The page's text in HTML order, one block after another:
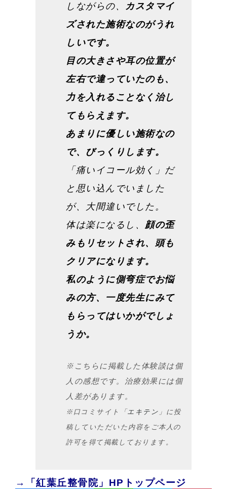
しながらの、 カスタマイ
ズされた施術なのがうれ
しいです。
目の大きさや耳の位置が
左右で違っていたのも、
力を入れることなく治し
てもらえます。
あまりに優しい施術なの
で、びっくりします。
「痛いイコール効く」だ
と思い込んでいました
が、大間違いでした。
体は楽になるし、 顔の歪
みもリセットされ、頭も
クリアになります。
私のように側弯症でお悩
みの方、一度先生にみて
もらってはいかがでしょ
うか。
※こちらに掲載した体験談は個
人の感想です。治療効果には個
人差があります。
※口コミサイト「 エキテン 」に投
稿していただいた内容をご本人の
許可を得て掲載しております。
→ 「紅葉丘整骨院」HPトップページ